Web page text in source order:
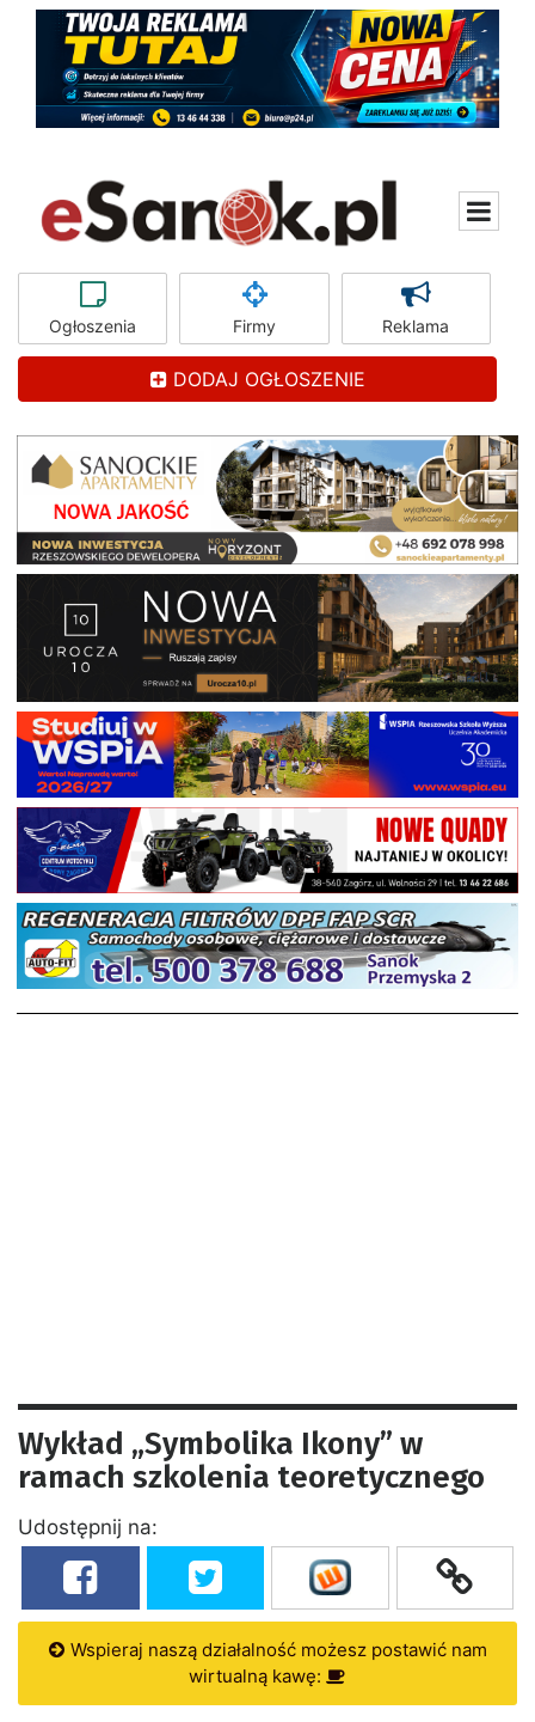
Ogłoszenia Firmy Reklama
DODAJ OGŁOSZENIE
Wykład „Symbolika Ikony” w
ramach szkolenia teoretycznego
Udostępnij na:
Wspieraj naszą działalność możesz postawić nam
wirtualną kawę: